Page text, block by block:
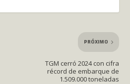
PRÓXIMO
TGM cerró 2024 con cifra
récord de embarque de
1.509.000 toneladas